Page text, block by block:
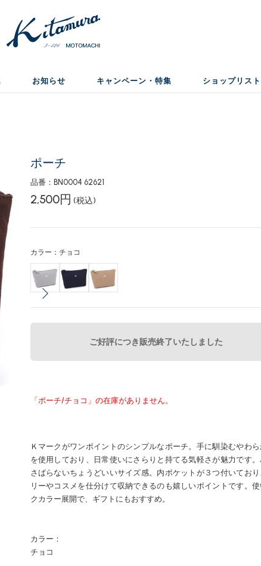
お知らせ キャンペーン・特集 ショップリスト
ポーチ
品番：BN0004 62621
2,500円 (税込)
カラー：チョコ
ご好評につき販売終了いたしました
「ポーチ/チョコ」の在庫がありません。
Ｋマークがワンポイントのシンプルなポーチ。手に馴染むやわ
を使用しており、日常使いにさらりと持てる気軽さが魅力です
さばらないちょうどいいサイズ感。内ポケットが３つ付いてお
リーやコスメを仕分けて収納できるのも嬉しいポイントです。
クカラー展開で、ギフトにもおすすめ。
カラー：
チョコ